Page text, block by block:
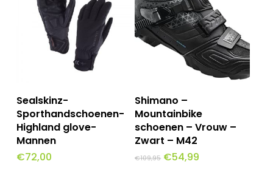
optie
gekozen
de
productpagina
Opties Selecteren
product
heeft
meerdere
Sealskinz-
Sporthandschoenen-
Highland glove-
Mannen
€72,00
Toevoegen Aan
Winkelwagen
Shimano –
Mountainbike
schoenen – Vrouw –
Zwart – M42
€109,95 Oorspronkelijke
€54,99